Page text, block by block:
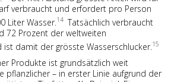
verbraucht und erfordert pro Person
Liter Wasser. 14 Tatsächlich verbraucht
72 Prozent der weltweiten
ist damit der grösste Wasserschlucker. 15
Produkte ist grundsätzlich weit
pflanzlicher – in erster Linie aufgrund der